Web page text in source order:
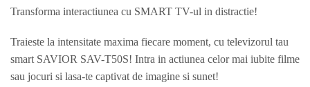
Transforma interactiunea cu SMART TV-ul in distractie!
Traieste la intensitate maxima fiecare moment, cu televizorul tau
smart SAVIOR SAV-T50S! Intra in actiunea celor mai iubite filme
sau jocuri si lasa-te captivat de imagine si sunet!